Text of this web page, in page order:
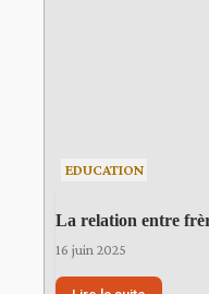
EDUCATION
La relation entre
16 juin 2025